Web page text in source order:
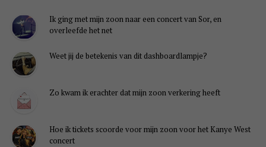
Ik ging met mijn zoon naar een concert van Sor, en
overleefde het net
Weet jij de betekenis van dit dashboardlampje?
Zo kwam ik erachter dat mijn zoon verkering heeft
Hoe ik tickets scoorde voor mijn zoon voor het Kanye West
concert